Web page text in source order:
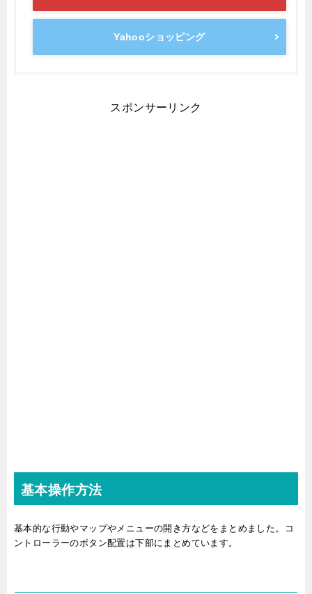
Yahooショッピング
スポンサーリンク
基本操作方法
基本的な行動やマップやメニューの開き方などをまとめました。コ
ントローラーのボタン配置は下部にまとめています。